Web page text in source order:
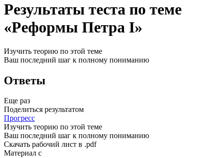
Результаты теста по теме
«Реформы Петра I»
Изучить теорию по этой теме
Ваш последний шаг к полному пониманию
Ответы
Еще раз
Поделиться результатом
Прогресс
Изучить теорию по этой теме
Ваш последний шаг к полному пониманию
Скачать рабочий лист в .pdf
Материал с